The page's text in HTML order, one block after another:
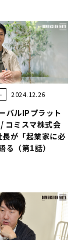
2024.12.26
バルIPプラット
コミスマ株式会
が「起業家に必
る（第1話）